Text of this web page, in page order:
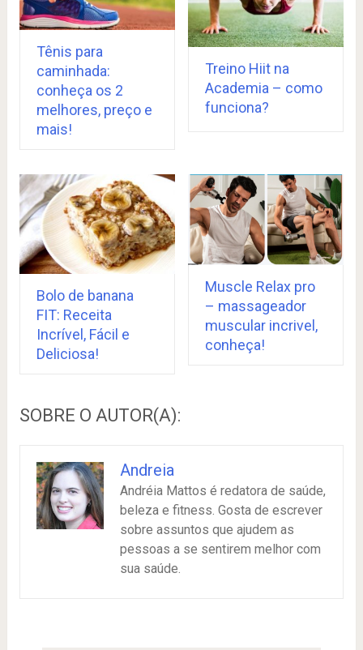
Tênis para
caminhada:
conheça os 2
melhores, preço e
mais!
Treino Hiit na
Academia – como
funciona?
Bolo de banana
FIT: Receita
Incrível, Fácil e
Deliciosa!
Muscle Relax pro
– massageador
muscular incrivel,
conheça!
SOBRE O AUTOR(A):
Andreia
Andréia Mattos é redatora de saúde,
beleza e fitness. Gosta de escrever
sobre assuntos que ajudem as
pessoas a se sentirem melhor com
sua saúde.